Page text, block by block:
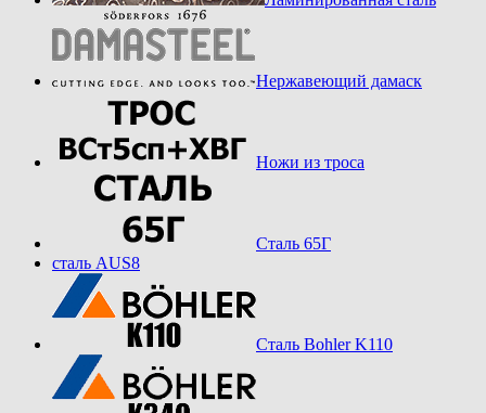
Нержавеющий дамаск
Ножи из троса
Сталь 65Г
сталь AUS8
Сталь Bohler K110